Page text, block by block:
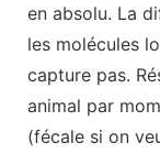
en absolu. La
les molécules
capture pas.
animal par
(fécale si on